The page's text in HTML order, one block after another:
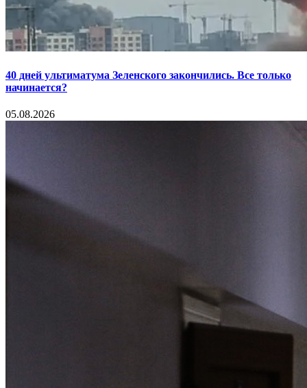
40 дней ультиматума Зеленского закончились. Все только
начинается?
05.08.2026